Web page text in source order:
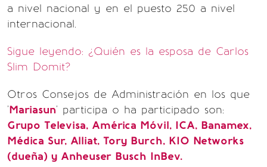
a nivel nacional y en el puesto 250 a nivel
internacional.
Sigue leyendo: ¿Quién es la esposa de Carlos
Slim Domit?
Otros Consejos de Administración en los que
'Mariasun' participa o ha participado son:
Grupo Televisa, América Móvil, ICA, Banamex,
Médica Sur, Alliat, Tory Burch, KIO Networks
(dueña) y Anheuser Busch InBev.